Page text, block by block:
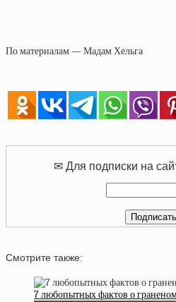
По материалам — Мадам Хельга
✉ Для подписки на
Смотрите также:
7 любопытных фактов о